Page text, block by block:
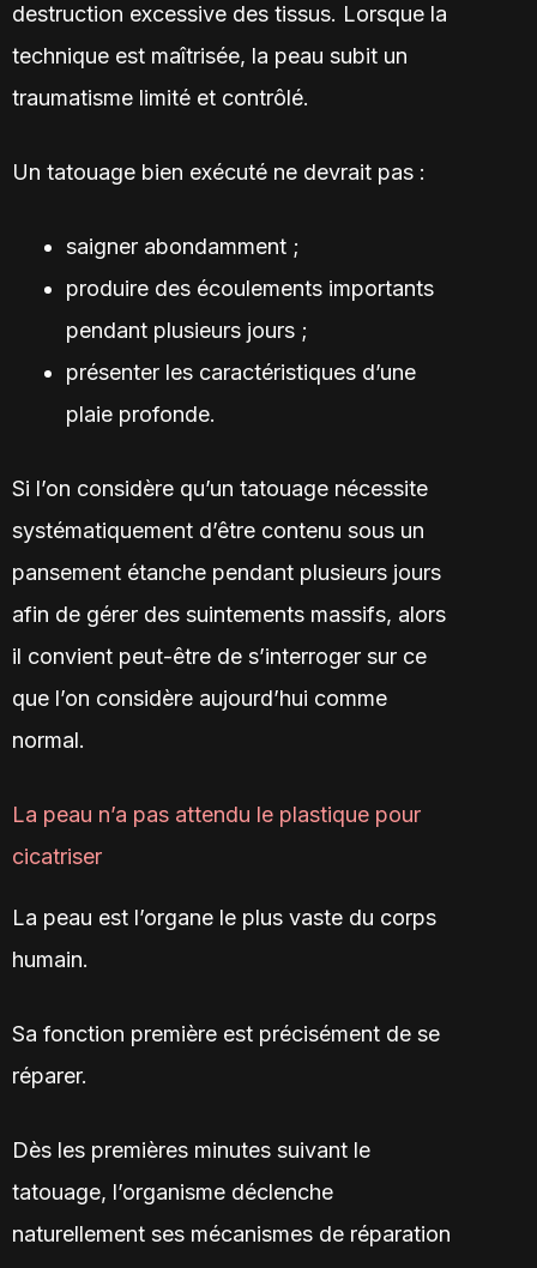
destruction excessive des tissus. Lorsque la
technique est maîtrisée, la peau subit un
traumatisme limité et contrôlé.
Un tatouage bien exécuté ne devrait pas :
saigner abondamment ;
produire des écoulements importants
pendant plusieurs jours ;
présenter les caractéristiques d’une
plaie profonde.
Si l’on considère qu’un tatouage nécessite
systématiquement d’être contenu sous un
pansement étanche pendant plusieurs jours
afin de gérer des suintements massifs, alors
il convient peut-être de s’interroger sur ce
que l’on considère aujourd’hui comme
normal.
La peau n’a pas attendu le plastique pour
cicatriser
La peau est l’organe le plus vaste du corps
humain.
Sa fonction première est précisément de se
réparer.
Dès les premières minutes suivant le
tatouage, l’organisme déclenche
naturellement ses mécanismes de réparation